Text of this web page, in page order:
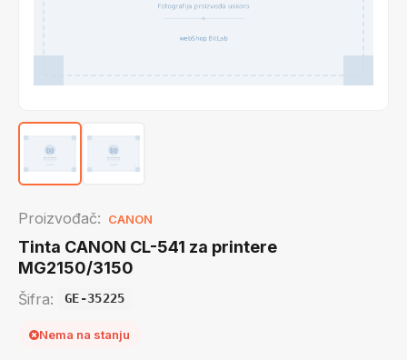
Proizvođač: CANON
Tinta CANON CL-541 za printere
MG2150/3150
Šifra: GE-35225
Nema na stanju